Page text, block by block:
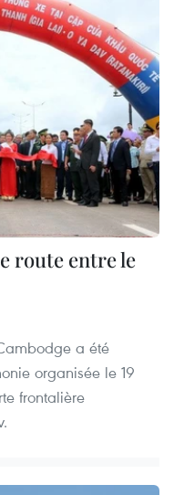
route entre le
a été
organisée le 19
frontalière